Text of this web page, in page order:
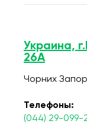
Украина,
26А
Чорних
Телефоны:
(044) 29-099-